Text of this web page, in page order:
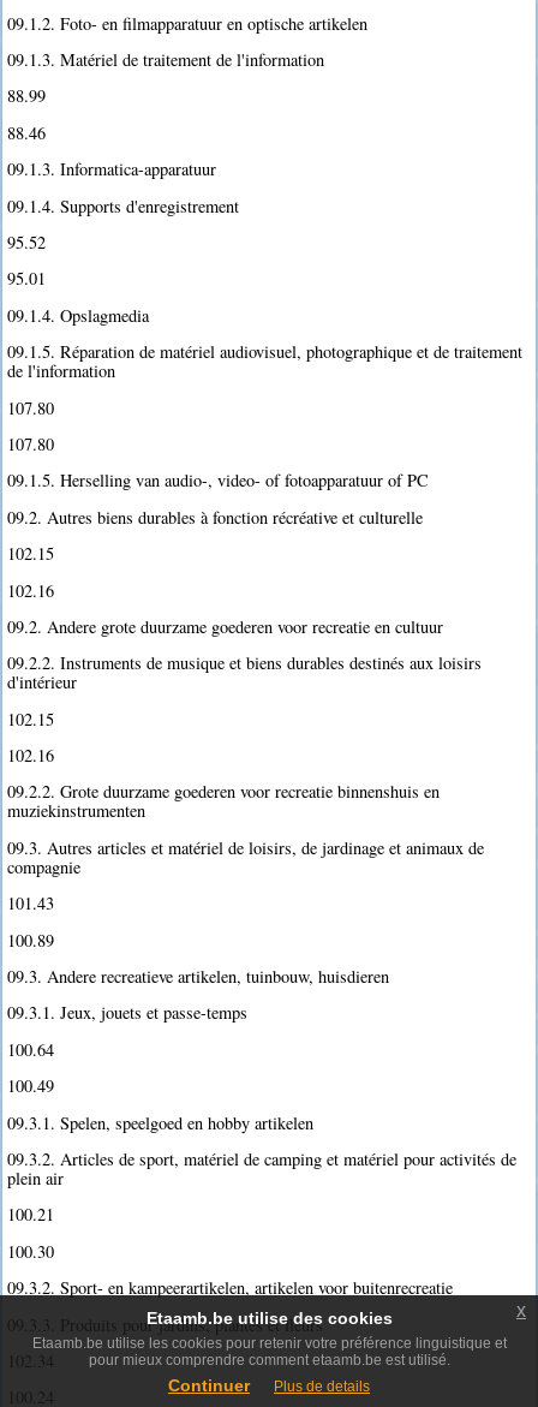
09.1.2. Foto- en filmapparatuur en optische artikelen
09.1.3. Matériel de traitement de l'information
88.99
88.46
09.1.3. Informatica-apparatuur
09.1.4. Supports d'enregistrement
95.52
95.01
09.1.4. Opslagmedia
09.1.5. Réparation de matériel audiovisuel, photographique et de traitement
de l'information
107.80
107.80
09.1.5. Herselling van audio-, video- of fotoapparatuur of PC
09.2. Autres biens durables à fonction récréative et culturelle
102.15
102.16
09.2. Andere grote duurzame goederen voor recreatie en cultuur
09.2.2. Instruments de musique et biens durables destinés aux loisirs
d'intérieur
102.15
102.16
09.2.2. Grote duurzame goederen voor recreatie binnenshuis en
muziekinstrumenten
09.3. Autres articles et matériel de loisirs, de jardinage et animaux de
compagnie
101.43
100.89
09.3. Andere recreatieve artikelen, tuinbouw, huisdieren
09.3.1. Jeux, jouets et passe-temps
100.64
100.49
09.3.1. Spelen, speelgoed en hobby artikelen
09.3.2. Articles de sport, matériel de camping et matériel pour activités de
plein air
100.21
100.30
09.3.2. Sport- en kampeerartikelen, artikelen voor buitenrecreatie
09.3.3. Produits pour jardins, plantes et fleurs
102.34
100.24
Etaamb.be utilise des cookies
Etaamb.be utilise les cookies pour retenir votre préférence linguistique et
pour mieux comprendre comment etaamb.be est utilisé.
Continuer Plus de details
x